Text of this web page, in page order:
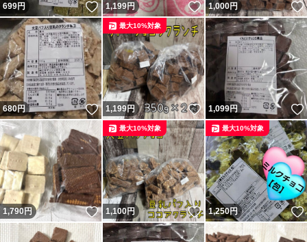
699円 いいね！
1,199円 いいね！
1,000円
680円 いいね！
1,199円 いいね！
最大10%対象
1,099円
1,790円 いいね！
1,100円 いいね！
最大10%対象
1,250円
最大10%対象